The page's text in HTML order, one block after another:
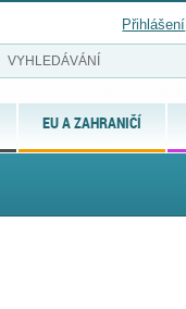
EU A ZAHRANIČÍ
Přihlášení